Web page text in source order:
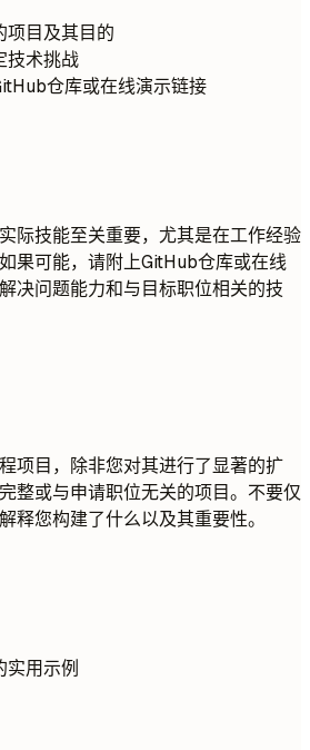
项目及其目的
技术挑战
仓库或在线演示链接
际技能至关重要，尤其是在工作经验
果可能，请附上GitHub仓库或在线
决问题能力和与目标职位相关的技
项目，除非您对其进行了显著的扩
整或与申请职位无关的项目。不要仅
释您构建了什么以及其重要性。
实用示例